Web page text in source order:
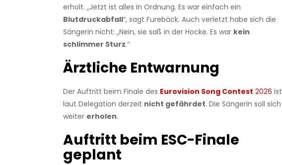
erholt. „Jetzt ist alles in Ordnung. Es war einfach ein
Blutdruckabfall“, sagt Furebäck. Auch verletzt habe sich die
Sängerin nicht: „Nein, sie saß in der Hocke. Es war kein
schlimmer Sturz.“
Ärztliche Entwarnung
Der Auftritt beim Finale des Eurovision Song Contest 2026 ist
laut Delegation derzeit nicht gefährdet. Die Sängerin soll sich
weiter erholen.
Auftritt beim ESC-Finale
geplant